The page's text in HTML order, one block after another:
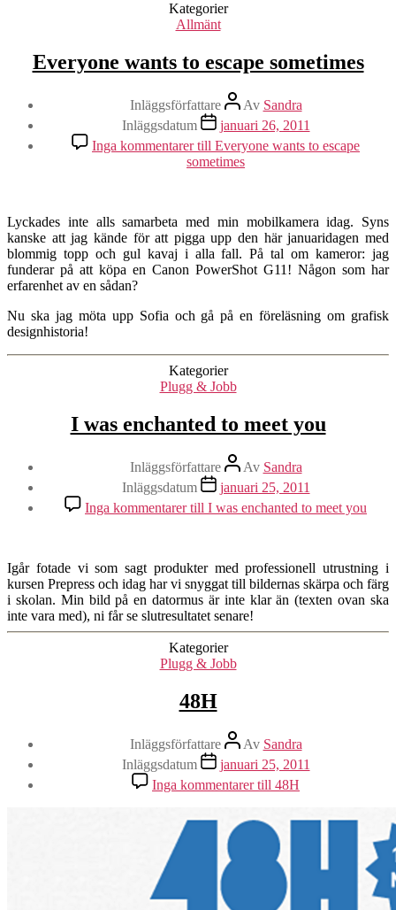
Kategorier
Allmänt
Everyone wants to escape sometimes
Inläggsförfattare Av Sandra
Inläggsdatum
januari 26, 2011
Inga kommentarertill Everyone wants to escape
sometimes
Lyckades inte alls samarbeta med min mobilkamera idag. Syns
kanske att jag kände för att pigga upp den här januaridagen med
blommig topp och gul kavaj i alla fall. På tal om kameror: jag
funderar på att köpa en Canon PowerShot G11! Någon som har
erfarenhet av en sådan?
Nu ska jag möta upp Sofia och gå på en föreläsning om grafisk
designhistoria!
Kategorier
Plugg & Jobb
I was enchanted to meet you
Inläggsförfattare Av Sandra
Inläggsdatum
januari 25, 2011
Inga kommentarertill I was enchanted to meet you
Igår fotade vi som sagt produkter med professionell utrustning i
kursen Prepress och idag har vi snyggat till bildernas skärpa och färg
i skolan. Min bild på en datormus är inte klar än (texten ovan ska
inte vara med), ni får se slutresultatet senare!
Kategorier
Plugg & Jobb
48H
Inläggsförfattare Av Sandra
Inläggsdatum
januari 25, 2011
Inga kommentarertill 48H